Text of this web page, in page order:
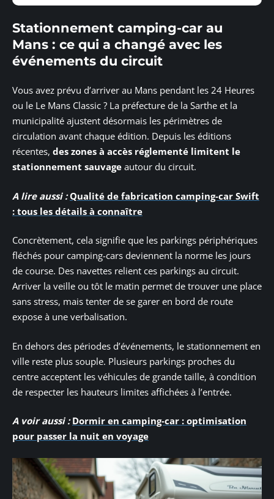
Stationnement camping-car au
Mans : ce qui a changé avec les
événements du circuit
Vous avez prévu d’arriver au Mans pendant les 24 Heures
ou le Le Mans Classic ? La préfecture de la Sarthe et la
municipalité ajustent désormais les périmètres de
circulation avant chaque édition. Depuis les éditions
récentes, des zones à accès réglementé limitent le
stationnement sauvage autour du circuit.
A lire aussi : Qualité de fabrication camping-car Swift
: tous les détails à connaître
Concrètement, cela signifie que les parkings périphériques
fléchés pour camping-cars deviennent la norme les jours
de course. Des navettes relient ces parkings au circuit.
Arriver la veille ou tôt le matin permet de trouver une place
sans stress, mais tenter de se garer en bord de route
expose à une verbalisation.
En dehors des périodes d’événements, le stationnement en
ville reste plus souple. Plusieurs parkings proches du
centre acceptent les véhicules de grande taille, à condition
de respecter les hauteurs limites affichées à l’entrée.
A voir aussi : Dormir en camping-car : optimisation
pour passer la nuit en voyage